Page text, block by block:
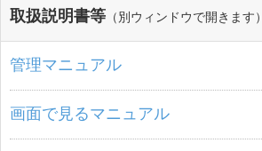
取扱説明書等 （別ウィンドウで開きます）
管理マニュアル
画面で見るマニュアル